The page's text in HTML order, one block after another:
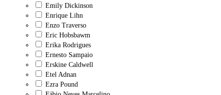
Emily Dickinson
Enrique Lihn
Enzo Traverso
Eric Hobsbawm
Erika Rodrigues
Ernesto Sampaio
Erskine Caldwell
Etel Adnan
Ezra Pound